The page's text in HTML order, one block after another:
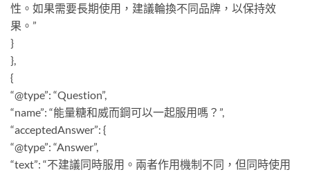
性。如果需要長期使用，建議輪換不同品牌，以保持效
果。”
}
},
{
“@type”: “Question”,
“name”: “能量糖和威而鋼可以一起服用嗎？”,
“acceptedAnswer”: {
“@type”: “Answer”,
“text”: “不建議同時服用。兩者作用機制不同，但同時使用